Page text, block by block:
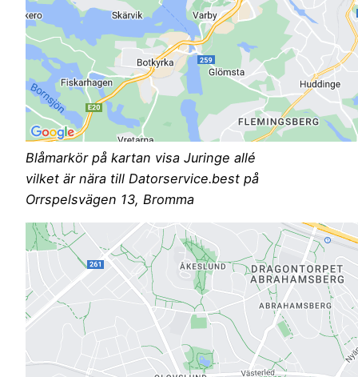
Blåmarkör på kartan visa Juringe allé
vilket är nära till Datorservice.best på
Orrspelsvägen 13, Bromma